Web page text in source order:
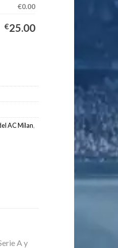
€0.00
€25.00
AC Milan,
A y